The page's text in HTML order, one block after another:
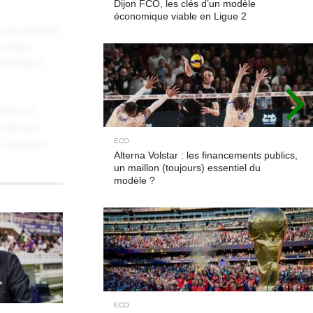
magna at,
Dijon FCO, les clés d’un modèle
économique viable en Ligue 2
ECO
Alterna Volstar : les financements publics,
un maillon (toujours) essentiel du
modèle ?
ECO